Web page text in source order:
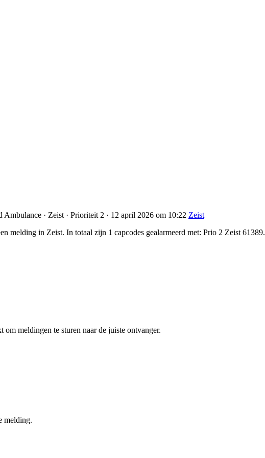
· Zeist · Prioriteit 2 · 12 april 2026 om 10:22 Zeist
melding in Zeist. In totaal zijn 1 capcodes gealarmeerd met: Prio 2 Zeist 61389.
meldingen te sturen naar de juiste ontvanger.
melding.